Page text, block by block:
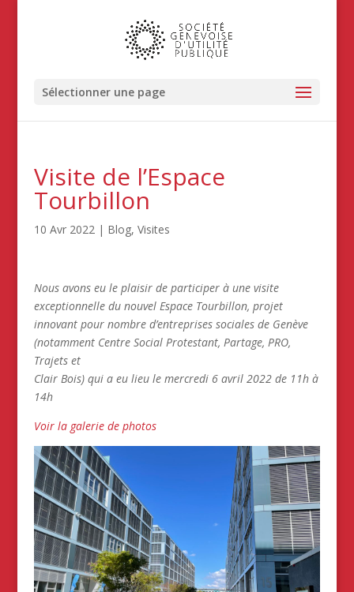
Sélectionner une page
Visite de l’Espace
Tourbillon
10 Avr 2022| Blog, Visites
Nous avons eu le plaisir de participer à une visite
exceptionnelle du nouvel Espace Tourbillon, projet
innovant pour nombre d’entreprises sociales de Genève
(notamment Centre Social Protestant, Partage, PRO,
Trajets et
Clair Bois) qui a eu lieu le mercredi 6 avril 2022 de 11h à
14h
Voir la galerie de photos